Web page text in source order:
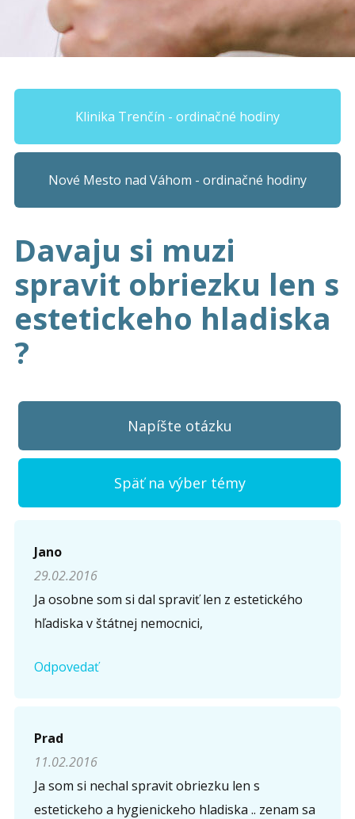
Klinika Trenčín - ordinačné hodiny
Nové Mesto nad Váhom - ordinačné hodiny
Davaju si muzi
spravit obriezku len s
estetickeho hladiska
?
Napíšte otázku
Späť na výber témy
Napíšte otázku
Meno (* )
Jano
29.02.2016
Ja osobne som si dal spraviť len z estetického
hľadiska v štátnej nemocnici,
Odpovedať
Prad
11.02.2016
Ja som si nechal spravit obriezku len s
estetickeho a hygienickeho hladiska .. zenam sa